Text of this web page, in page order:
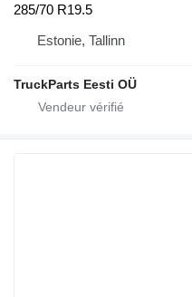
285/70 R19.5
Estonie, Tallinn
TruckParts Eesti OÜ